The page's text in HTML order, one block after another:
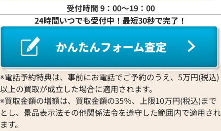
エベラール
EBEL
エベル
EPOS
Hermes
エルメス
OMEGA
オメガ
ORIENT
グランドセイコー
CORUM
コルム
Concord
コンコルド
ジャケ・ドロー
Girard-Perregaux
ジラール・ペルゴ
Sinn
ジン
STOWA
ストーヴァ
SEIKO
セイコー
CENTURY
フランク ミュラー
BOUCHERON
ブシュロン
BREITLING
ブライトリング
Blancpain
ブランパン
BVLGARI
ブルガリ
Breguet
ブレゲ
ロレックス
LONGINES
ロンジン
受付時間 9：00〜19：00
24時間いつでも受付中！最短30秒で完了！
※電話予約特典は、事前にお電話でご予約のうえ、5万円(税込)
以上の買取が成立した場合に適用されます。
※買取金額の増額は、買取金額の35％、上限10万円(税込)まで
とし、景品表示法その他関係法令を遵守した範囲内で適用され
ます。